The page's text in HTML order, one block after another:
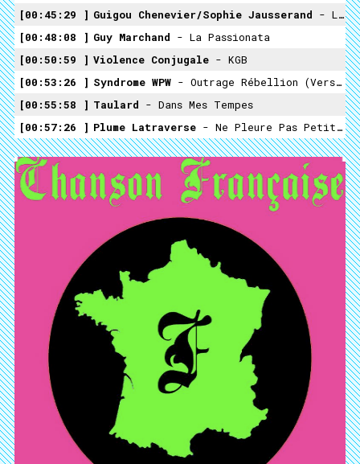
00:45:29
Guigou Chenevier/Sophie Jausserand - La Maladie Des Fourmis
00:48:08
Guy Marchand - La Passionata
00:50:59
Violence Conjugale - KGB
00:53:26
Syndrome WPW - Outrage Rébellion (version Disco Laser 2000 Pro)
00:55:58
Taulard - Dans Mes Tempes
00:57:26
Plume Latraverse - Ne Pleure Pas Petite Petite Fille